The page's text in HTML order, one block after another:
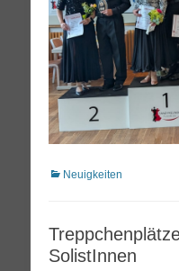
Kategorien
Neuigkeiten
SolistInnen